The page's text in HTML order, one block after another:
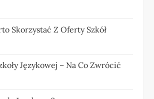
Skorzystać Z Oferty Szkół
Językowej – Na Co Zwrócić